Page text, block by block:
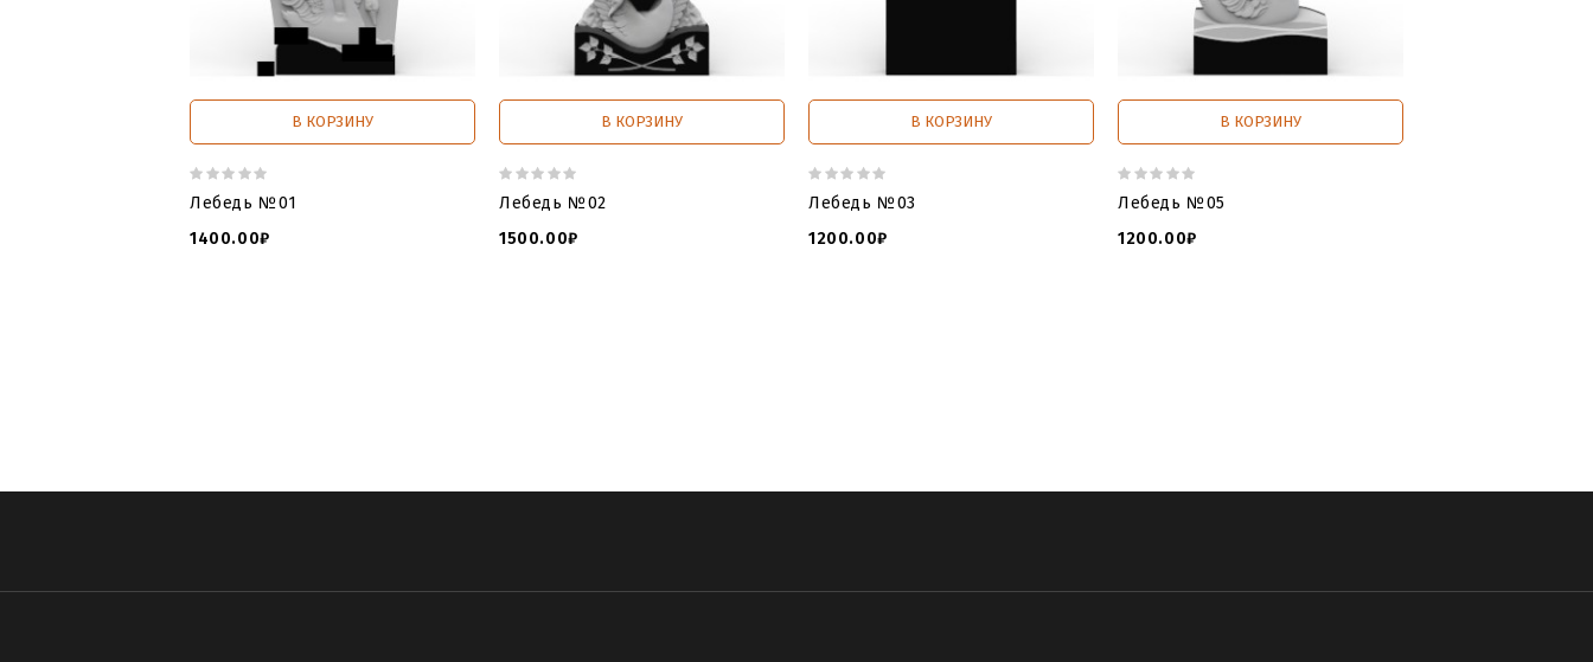
В КОРЗИНУ
Лебедь №01
1400.00₽
В КОРЗИНУ
Лебедь №02
1500.00₽
В КОРЗИНУ
Лебедь №03
1200.00₽
В КОРЗИНУ
Лебедь №05
1200.00₽